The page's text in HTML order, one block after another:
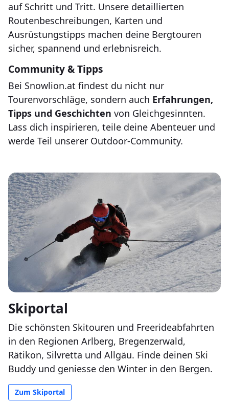
auf Schritt und Tritt. Unsere detaillierten
Routenbeschreibungen, Karten und
Ausrüstungstipps machen deine Bergtouren
sicher, spannend und erlebnisreich.
Community & Tipps
Bei Snowlion.at findest du nicht nur
Tourenvorschläge, sondern auch Erfahrungen,
Tipps und Geschichten von Gleichgesinnten.
Lass dich inspirieren, teile deine Abenteuer und
werde Teil unserer Outdoor-Community.
Skiportal
Die schönsten Skitouren und Freerideabfahrten
in den Regionen Arlberg, Bregenzerwald,
Rätikon, Silvretta und Allgäu. Finde deinen Ski
Buddy und geniesse den Winter in den Bergen.
Zum Skiportal